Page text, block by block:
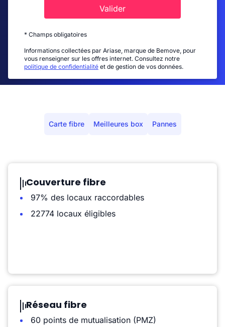
Valider
* Champs obligatoires
Informations collectées par Ariase, marque de Bemove, pour
vous renseigner sur les offres internet. Consultez notre
politique de confidentialité et de gestion de vos données.
Carte fibre Meilleures box Pannes
Couverture fibre
97% des locaux raccordables
22774 locaux éligibles
Réseau fibre
60 points de mutualisation (PMZ)